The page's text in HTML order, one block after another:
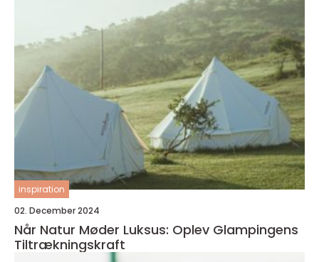
inspiration
02. December 2024
Når Natur Møder Luksus: Oplev Glampingens
Tiltrækningskraft